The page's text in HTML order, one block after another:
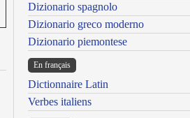
Dizionario spagnolo
Dizionario greco moderno
Dizionario piemontese
En français
Dictionnaire Latin
Verbes italiens